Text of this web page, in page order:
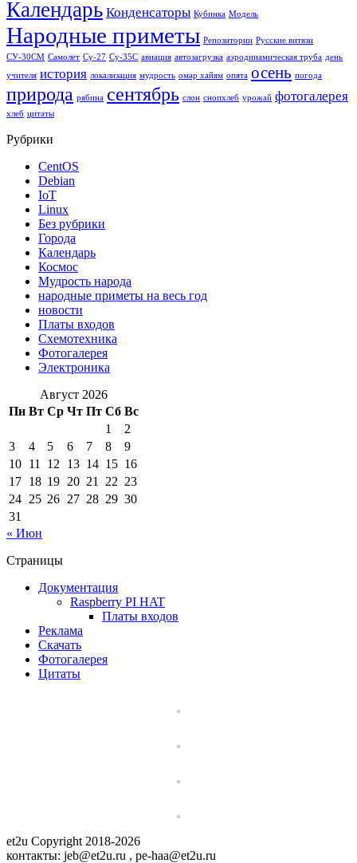
Календарь Конденсаторы Кубинка Модель
Народные приметы Репозитории Русские витязи
СУ-30СМ Самолет Су-27 Су-35С авиация автозагрузка аэродинамическая труба день
учителя история локализация мудрость омар хайям опята осень погода
природа рябина сентябрь слон снопхлеб урожай фотогалерея
хлеб цитаты
Рубрики
CentOS
Debian
IoT
Linux
Без рубрики
Города
Календарь
Космос
Мудрость народа
народные приметы на весь год
новости
Платы входов
Схемотехника
Фотогалерея
Электроника
Август 2026
Пн Вт Ср Чт Пт Сб Вс
1
2
3
4 5 6 7 8
9
10 11 12 13 14 15 16
17 18 19 20 21 22 23
24 25 26 27 28 29 30
31
« Июн
Страницы
Документация
Raspberry PI HAT
Платы входов
Реклама
Скачать
Фотогалерея
Цитаты
et2u Copyright 2018-2026
контакты: jeb@et2u.ru , pe-haa@et2u.ru